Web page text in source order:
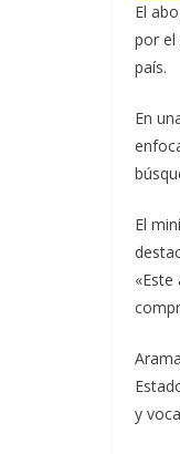
El
por el
país.
En
El
y